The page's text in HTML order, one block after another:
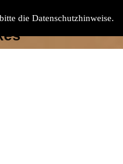
die Datenschutzhinweise.
überspringen